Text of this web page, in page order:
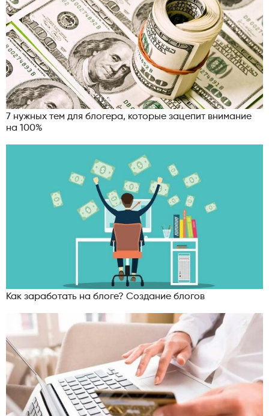
7 нужных тем для блогера, которые зацепит внимание
на 100%
Как заработать на блоге? Создание блогов